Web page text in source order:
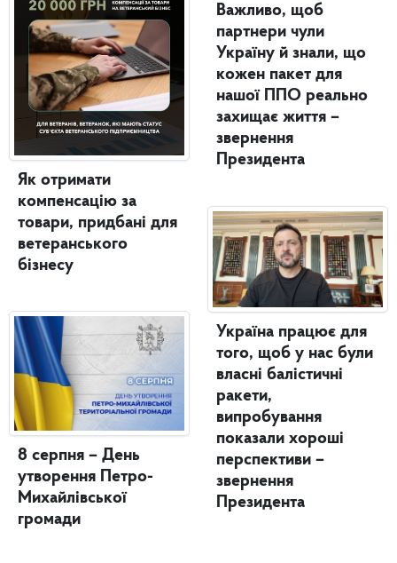
Як отримати
компенсацію за
товари, придбані для
ветеранського
бізнесу
8 серпня – День
утворення Петро-
Михайлівської
громади
Важливо, щоб
партнери чули
Україну й знали, що
кожен пакет для
нашої ППО реально
захищає життя –
звернення
Президента
Україна працює для
того, щоб у нас були
власні балістичні
ракети,
випробування
показали хороші
перспективи –
звернення
Президента